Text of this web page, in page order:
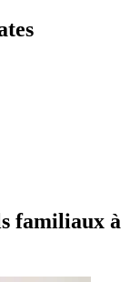
familiaux à